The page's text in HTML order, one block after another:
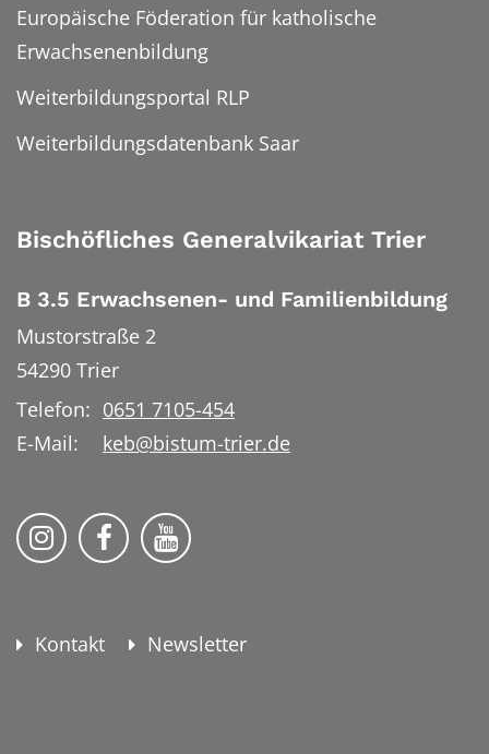
Europäische Föderation für katholische
Erwachsenenbildung
Weiterbildungsportal RLP
Weiterbildungsdatenbank Saar
Bischöfliches Generalvikariat Trier
B 3.5 Erwachsenen- und Familienbildung
Mustorstraße 2
54290 Trier
Telefon: 0651 7105-454
E-Mail:
keb@bistum-trier.de
KEB Bildung Leben auf Instagram
KEB Bildung Leben auf Facebook
KEB Bildung Leben auf
Kontakt Newsletter